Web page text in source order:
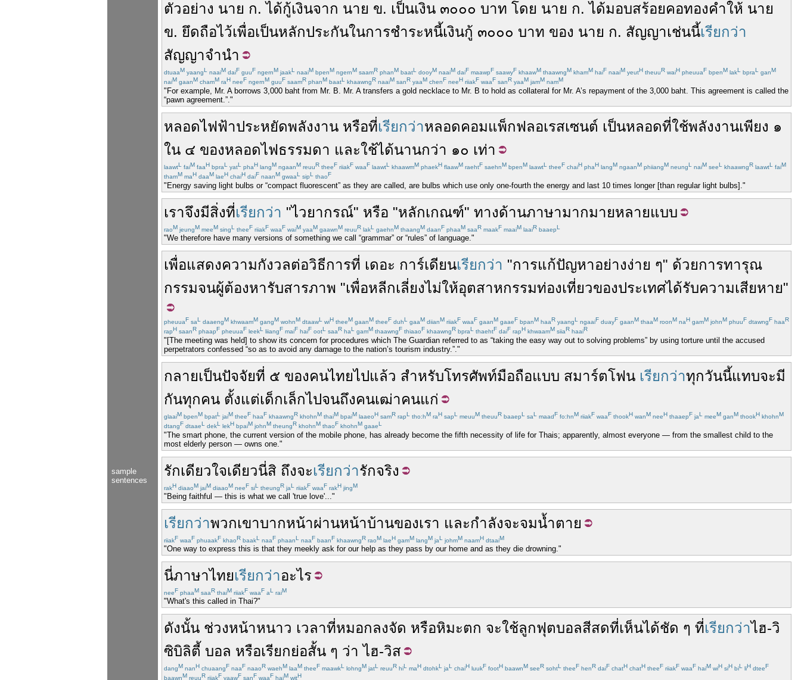
sample
sentences
ตัวอย่าง นาย ก.ได้กู้เงินจาก นาย ข. เป็นเงิน ๓๐๐๐ บาท โดย นาย ก.ได้มอบสร้อยคอทองคำให้ นาย
ข. ยึดถือไว้เพื่อเป็นหลักประกันในการชำระหนี้เงินกู้ ๓๐๐๐ บาท ของ นาย ก. สัญญาเช่นนี้เรียกว่า
สัญญาจำนำ
dtuaaM yaangL naaiM daiF guuF ngernM jaakL naaiM bpenM ngernM saamR phanM baatL dooyM naaiM daiF maawpF saawyF khaawM thaawngM khamM haiF naaiM yeutH theuuR waiH pheuuaF bpenM lakL bpraL ganM
naiM gaanM chamM raH neeF ngernM guuF saamR phanM baatL khaawngR naaiM sanR yaaM chenF neeH riiakF waaF sanR yaaM jamM namM
"For example, Mr. A borrows 3,000 baht from Mr. B. Mr. A transfers a gold necklace to Mr. B to hold as collateral for Mr. A’s repayment of the 3,000 baht. This agreement is called the
“pawn agreement.”."
หลอดไฟฟ้าประหยัดพลังงาน หรือที่เรียกว่าหลอดคอมแพ็กฟลอเรสเซนต์ เป็นหลอดที่ใช้พลังงานเพียง ๑
ใน ๔ ของหลอดไฟธรรมดา และใช้ได้นานกว่า ๑๐ เท่า
laawtL faiM faaH bpraL yatL phaH langM ngaanM reuuR theeF riiakF waaF laawtL khaawmM phaekH flaawM raehtF saehnM bpenM laawtL theeF chaiH phaH langM ngaanM phiiangM neungL naiM seeL khaawngR laawtL faiM
thamM maH daaM laeH chaiH daiF naanM gwaaL sipL thaoF
"Energy saving light bulbs or “compact fluorescent” as they are called, are bulbs which use only one-fourth the energy and last 10 times longer [than regular light bulbs]."
เราจึงมีสิ่งที่เรียกว่า "ไวยากรณ์" หรือ "หลักเกณฑ์" ทางด้านภาษามากมายหลายแบบ
raoM jeungM meeM singL theeF riiakF waaF waiM yaaM gaawnM reuuR lakL gaehnM thaangM daanF phaaM saaR maakF maaiM laaiR baaepL
"We therefore have many versions of something we call “grammar” or “rules” of language."
เพื่อแสดงความกังวลต่อวิธีการที่ เดอะ การ์เดียนเรียกว่า "การแก้ปัญหาอย่างง่าย ๆ" ด้วยการทารุณ
กรรมจนผู้ต้องหารับสารภาพ "เพื่อหลีกเลี่ยงไม่ให้อุตสาหกรรมท่องเที่ยวของประเทศได้รับความเสียหาย"
pheuuaF saL daaengM khwaamM gangM wohnM dtaawL wiH theeM gaanM theeF duhL gaaM diianM riiakF waaF gaanM gaaeF bpanM haaR yaangL ngaaiF duayF gaanM thaaM roonM naH gamM johnM phuuF dtawngF haaR
rapH saanR phaapF pheuuaF leekL liiangF maiF haiF ootL saaR haL gamM thaawngF thiaaoF khaawngR bpraL thaehtF daiF rapH khwaamM siiaR haaiR
"[The meeting was held] to show its concern for procedures which The Guardian referred to as “taking the easy way out to solving problems” by using torture until the accused
perpetrators confessed “so as to avoid any damage to the nation’s tourism industry.”."
กลายเป็นปัจจัยที่ ๕ ของคนไทยไปแล้ว สำหรับโทรศัพท์มือถือแบบ สมาร์ตโฟน เรียกว่าทุกวันนี้แทบจะมี
กันทุกคน ตั้งแต่เด็กเล็กไปจนถึงคนเฒ่าคนแก่
glaaiM bpenM bpatL jaiM theeF haaF khaawngR khohnM thaiM bpaiM laaeoH samR rapL tho:hM raH sapL meuuM theuuR baaepL saL maadF fo:hnM riiakF waaF thookH wanM neeH thaaepF jaL meeM ganM thookH khohnM
dtangF dtaaeL dekL lekH bpaiM johnM theungR khohnM thaoF khohnM gaaeL
"The smart phone, the current version of the mobile phone, has already become the fifth necessity of life for Thais; apparently, almost everyone — from the smallest child to the
most elderly person — owns one."
รักเดียวใจเดียวนี่สิ ถึงจะเรียกว่ารักจริง
rakH diaaoM jaiM diaaoM neeF siL theungR jaL riiakF waaF rakH jingM
"Being faithful — this is what we call 'true love'..."
เรียกว่าพวกเขาบากหน้าผ่านหน้าบ้านของเรา และกำลังจะจมน้ำตาย
riiakF waaF phuaakF khaoR baakL naaF phaanL naaF baanF khaawngR raoM laeH gamM langM jaL johmM naamH dtaaiM
"One way to express this is that they meekly ask for our help as they pass by our home and as they die drowning."
นี่ภาษาไทยเรียกว่าอะไร
neeF phaaM saaR thaiM riiakF waaF aL raiM
"What's this called in Thai?"
ดังนั้น ช่วงหน้าหนาว เวลาที่หมอกลงจัด หรือหิมะตก จะใช้ลูกฟุตบอลสีสดที่เห็นได้ชัด ๆ ที่เรียกว่าไฮ-วิ
ซิบิลิตี้ บอล หรือเรียกย่อสั้น ๆ ว่า ไฮ-วิส
dangM nanH chuaangF naaF naaoR waehM laaM theeF maawkL lohngM jatL reuuR hiL maH dtohkL jaL chaiH luukF footH baawnM seeR sohtL theeF henR daiF chatH chatH theeF riiakF waaF haiM wiH siH biL liH dteeF
baawnM reuuR riiakF yaawF sanF waaF haiM witH